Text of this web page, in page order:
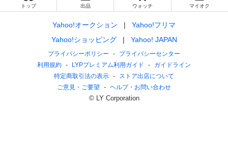
トップ 出品 ウォッチ マイオク
Yahoo!オークション
Yahoo!フリマ
Yahoo!ショッピング
Yahoo! JAPAN
プライバシーポリシー
プライバシーセンター
利用規約
LYPプレミアム利用ガイド
ガイドライン
特定商取引法の表示
ストア出店について
ご意見・ご要望
ヘルプ・お問い合わせ
© LY Corporation